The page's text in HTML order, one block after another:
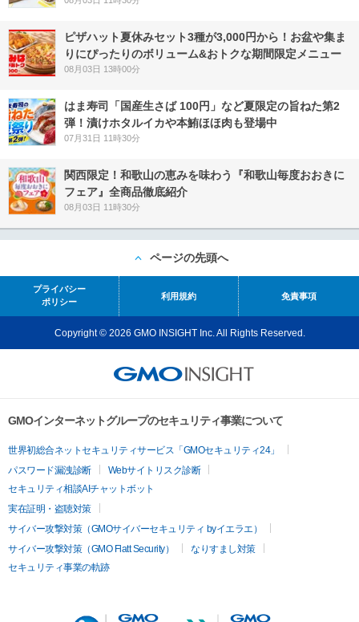
ピザハット夏休みセット3種が3,000円から！お盆や集ま
りにぴったりのボリューム&おトクな期間限定メニュー
08月03日 13時00分
はま寿司「国産生さば 100円」など夏限定の旨ねた第2
弾！漬けホタルイカや本鮪ほほ肉も登場中
07月31日 11時30分
関西限定！和歌山の恵みを味わう『和歌山毎度おおきに
フェア』全商品徹底紹介
08月03日 11時30分
ページの先頭へ
プライバシー
ポリシー
利用規約 免責事項
Copyright © 2026 GMO INSIGHT Inc. All Rights Reserved.
GMOインターネットグループのセキュリティ事業について
世界初総合ネットセキュリティサービス「GMOセキュリティ24」
パスワード漏洩診断
Webサイトリスク診断
セキュリティ相談AIチャットボット
実在証明・盗聴対策
サイバー攻撃対策（GMOサイバーセキュリティ byイエラエ）
サイバー攻撃対策（GMO Flatt Security）
なりすまし対策
セキュリティ事業の軌跡